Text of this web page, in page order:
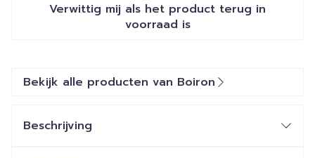
Verwittig mij als het product terug in
voorraad is
Bekijk alle producten van Boiron
Beschrijving